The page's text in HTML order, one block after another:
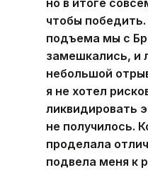
но в итоге
чтобы
подъема мы с
замешкались, и
небольшой
я не хотел
ликвидировать
не получилось.
проделала
подвела меня